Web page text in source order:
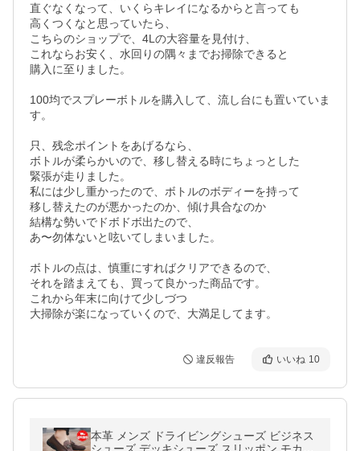
直ぐなくなって、いくらキレイになるからと言っても
高くつくなと思っていたら、
こちらのショップで、4Lの大容量を見付け、
これならお安く、水回りの隅々までお掃除できると
購入に至りました。
100均でスプレーボトルを購入して、流し台にも置いていま
す。
只、残念ポイントをあげるなら、
ボトルが柔らかいので、移し替える時にちょっとした
緊張が走りました。
私には少し重かったので、ボトルのボディーを持って
移し替えたのが悪かったのか、傾け具合なのか
結構な勢いでドボドボ出たので、
あ〜勿体ないと呟いてしまいました。
ボトルの点は、慎重にすればクリアできるので、
それを踏まえても、買って良かった商品です。
これから年末に向けて少しづつ
大掃除が楽になっていくので、大満足してます。
違反報告 いいね 10
本革 メンズ ドライビングシューズ ビジネス